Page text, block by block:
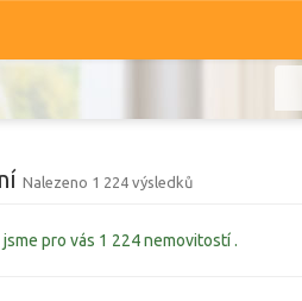
Nalezeno 1 224 výsledků
pro vás 1 224 nemovitostí .